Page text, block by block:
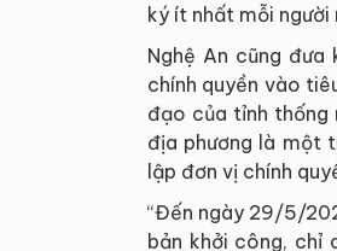
ký ít nhất mỗi người
Nghệ An cũng
chính quyền vào
đạo của tỉnh thống
địa phương là một
lập đơn vị chính
“Đến ngày 29/5/
bản khởi công, chỉ